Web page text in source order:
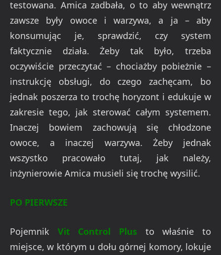
testowana. Amica zadbała, o to aby wewnątrz
zawsze były owoce i warzywa, a ja – aby
konsumując je, sprawdzić, czy system
faktycznie działa. Żeby tak było, trzeba
oczywiście przeczytać – chociażby pobieżnie –
instrukcję obsługi, do czego zachęcam, bo
jednak poszerza to trochę horyzont i edukuje w
zakresie tego, jak sterować całym systemem.
Inaczej bowiem zachowują się chłodzone
owoce, a inaczej warzywa. Żeby jednak
wszystko pracowało tutaj, jak należy,
inżynierowie Amica musieli się trochę wysilić.
PO PIERWSZE
Pojemnik Vit Control Plus to właśnie to
miejsce, w którym u dołu górnej komory, lokuje